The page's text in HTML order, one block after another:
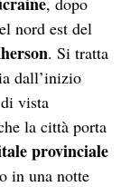
nord est del
. Si tratta
dall’inizio
vista
la città porta
provinciale
in una notte